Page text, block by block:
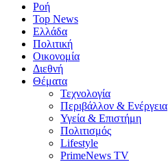
Ροή
Top News
Ελλάδα
Πολιτική
Οικονομία
Διεθνή
Θέματα
Τεχνολογία
Περιβάλλον & Ενέργεια
Υγεία & Επιστήμη
Πολιτισμός
Lifestyle
PrimeNews TV